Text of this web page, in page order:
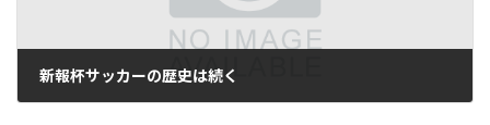
新報杯サッカーの歴史は続く